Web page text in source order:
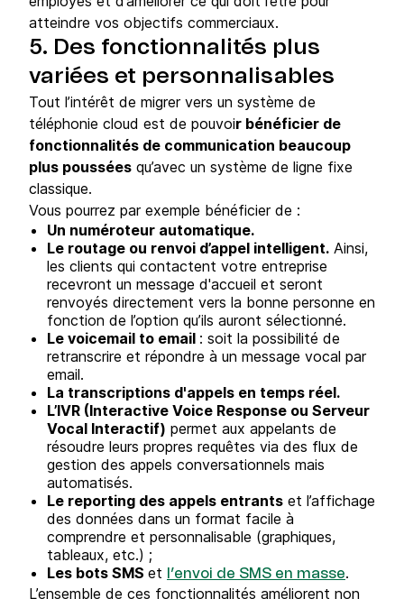
atteindre vos objectifs commerciaux.
5. Des fonctionnalités plus
variées et personnalisables
Tout l’intérêt de migrer vers un système de
téléphonie cloud est de pouvoir bénéficier de
fonctionnalités de communication beaucoup
plus poussées qu’avec un système de ligne fixe
classique.
Vous pourrez par exemple bénéficier de :
Un numéroteur automatique.
Le routage ou renvoi d’appel intelligent. Ainsi,
les clients qui contactent votre entreprise
recevront un message d'accueil et seront
renvoyés directement vers la bonne personne en
fonction de l’option qu’ils auront sélectionné.
Le voicemail to email : soit la possibilité de
retranscrire et répondre à un message vocal par
email.
La transcriptions d'appels en temps réel.
L’IVR (Interactive Voice Response ou Serveur
Vocal Interactif) permet aux appelants de
résoudre leurs propres requêtes via des flux de
gestion des appels conversationnels mais
automatisés.
Le reporting des appels entrants et l’affichage
des données dans un format facile à
comprendre et personnalisable (graphiques,
tableaux, etc.) ;
Les bots SMS et l’envoi de SMS en masse.
L’ensemble de ces fonctionnalités améliorent non